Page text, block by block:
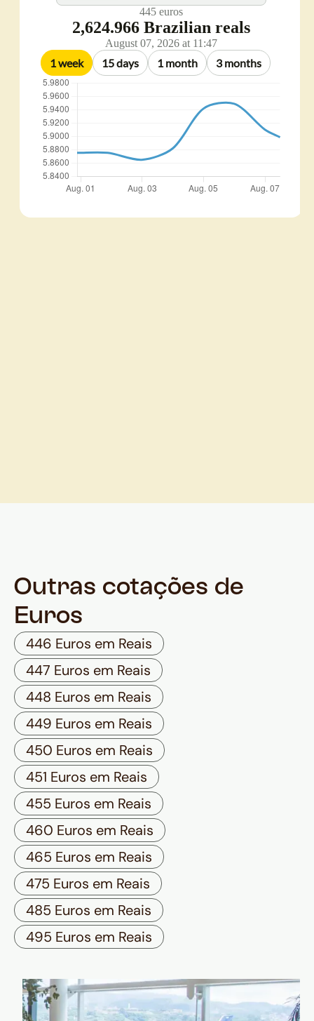
Outras cotações de
Euros
446 Euros em Reais
447 Euros em Reais
448 Euros em Reais
449 Euros em Reais
450 Euros em Reais
451 Euros em Reais
455 Euros em Reais
460 Euros em Reais
465 Euros em Reais
475 Euros em Reais
485 Euros em Reais
495 Euros em Reais